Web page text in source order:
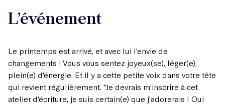
L’événement
Le printemps est arrivé, et avec lui l'envie de
changements ! Vous vous sentez joyeux(se), léger(e),
plein(e) d'énergie. Et il y a cette petite voix dans votre tête
qui revient régulièrement. "Je devrais m'inscrire à cet
atelier d'écriture, je suis certain(e) que j'adorerais ! Oui